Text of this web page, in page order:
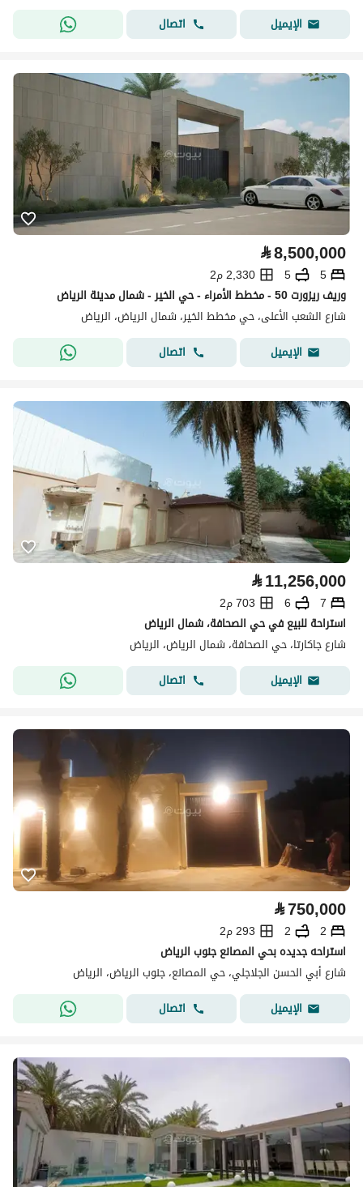
الإيميل
اتصال
⃁8,500,000
5
5
2,330 م2
وريف ريزورت 50 - مخطط الأمراء - حي الخير - شمال مدينة الرياض
شارع الشعب الأعلى، حي مخطط الخير، شمال الرياض، الرياض
الإيميل
اتصال
⃁11,256,000
7
6
703 م2
استراحة للبيع في حي الصحافة، شمال الرياض
شارع جاكارتا، حي الصحافة، شمال الرياض، الرياض
الإيميل
اتصال
⃁750,000
2
2
293 م2
استراحه جديده بحي المصانع جنوب الرياض
شارع أبي الحسن الجلاجلي، حي المصانع، جنوب الرياض، الرياض
الإيميل
اتصال